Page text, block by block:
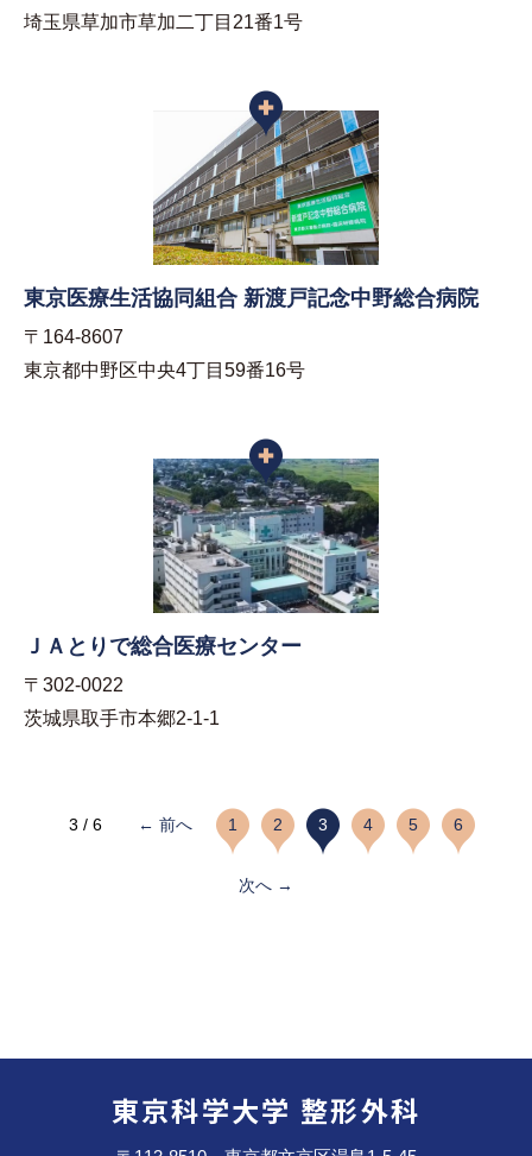
埼玉県草加市草加二丁目21番1号
東京医療生活協同組合 新渡戸記念中野総合病院
〒164-8607
東京都中野区中央4丁目59番16号
ＪＡとりで総合医療センター
〒302-0022
茨城県取手市本郷2-1-1
3 / 6 ← 前へ 1 2 3 4 5 6
次へ →
東京科学大学 整形外科